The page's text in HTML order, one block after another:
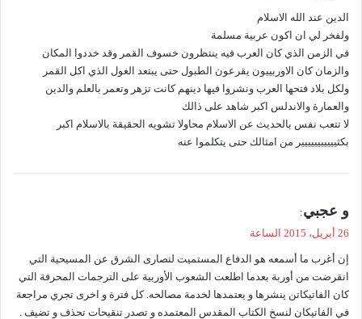
ل
الدين عند الله الاسلام
ولفخر لي ان اكون عربية مسلمة
في الزمن الذي كان العرب فيه ينتظرون خسوف القمر وقد خددوا المكان
والزمان كان الاوربييون يقرعون الطبول حتى يبتعد الغول الذي اكل القمر
ولكل بلاد فتحها العرب ونشروا فيها دينهم كانت تزهر وتعمر بالعلم والدين
والعمارة والاندلس اكبر شاهد على ذالك
لا تتعب نفس بالحديث عن الاسلام محاولا تشويه الحقيقة بالاسلام اكبر
بكثييييييييييير من امثالك حتى يتكلموا عنه
ل
و عجبي:
26 أبريل، 2015 الساعة
إن أغرب ما أسمعه هو الدفاع المستميت لنصارى الشرق عن المسيحية التي
انقرضت من أوربة بعدما اطلعت الشعوب الأوربية على الترجمات المحرفة التي
كان الفاتيكاتن ينشرها و يعتمدها لخدمة مصالحه. كل فترة و اخرى تجري مراجعة
في الفاتيكان لنسخ الكتاب المقدس المعتمده و تصدر تنقيحات تحذف و تضيف .